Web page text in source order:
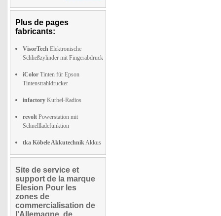
Plus de pages
fabricants:
VisorTech Elektronische
Schließzylinder mit Fingerabdruck
iColor Tinten für Epson
Tintenstrahldrucker
infactory Kurbel-Radios
revolt Powerstation mit
Schnellladefunktion
tka Köbele AkkutechnikAkkus
Site de service et
support de la marque
Elesion Pour les
zones de
commercialisation de
l'Allemagne, de